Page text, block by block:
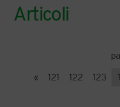
Articoli
« 121 122 123